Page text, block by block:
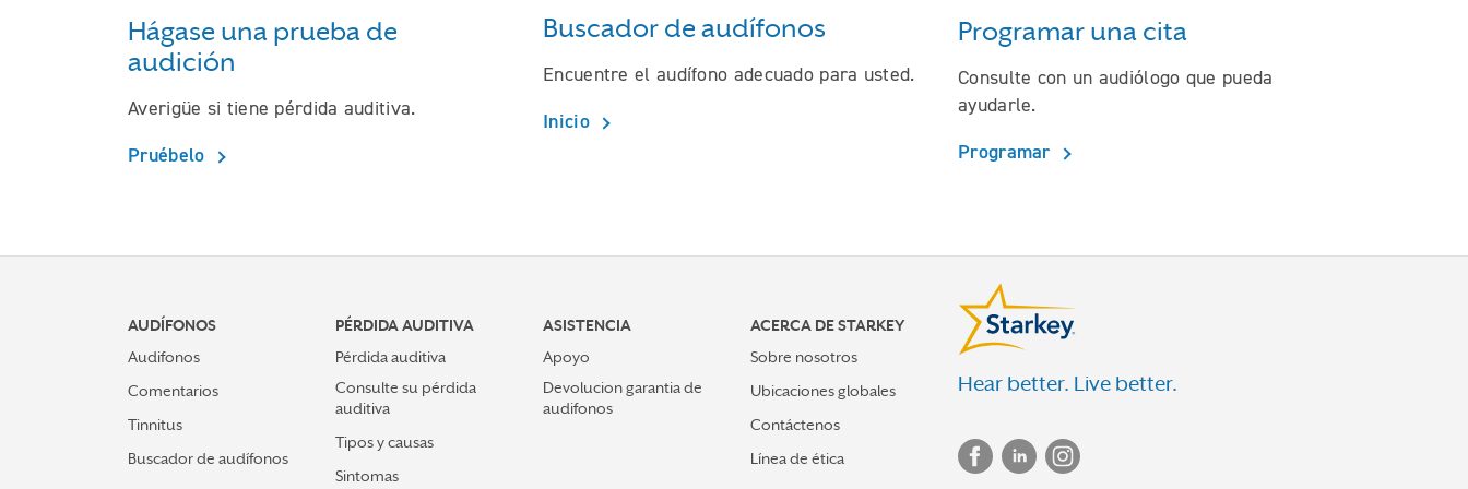
Hágase una prueba de
audición
Averigüe si tiene pérdida auditiva.
Pruébelo
Buscador de audífonos
Encuentre el audífono adecuado para usted.
Inicio
Programar una cita
Consulte con un audiólogo que pueda
ayudarle.
Programar
AUDÍFONOS
Audifonos
Comentarios
Tinnitus
Buscador de audífonos
PÉRDIDA AUDITIVA
Pérdida auditiva
Consulte su pérdida
auditiva
Tipos y causas
Sintomas
ASISTENCIA
Apoyo
Devolucion garantia de
audifonos
ACERCA DE STARKEY
Sobre nosotros
Ubicaciones globales
Contáctenos
Línea de ética
Hear better. Live better.